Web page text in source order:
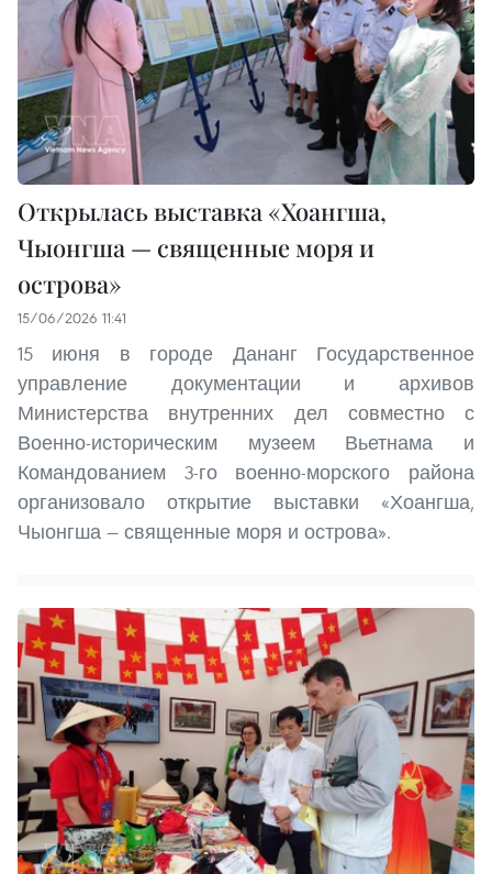
Открылась выставка «Хоангша,
Чыонгша — священные моря и
острова»
15/06/2026 11:41
15 июня в городе Дананг Государственное
управление документации и архивов
Министерства внутренних дел совместно с
Военно-историческим музеем Вьетнама и
Командованием 3-го военно-морского района
организовало открытие выставки «Хоангша,
Чыонгша — священные моря и острова».